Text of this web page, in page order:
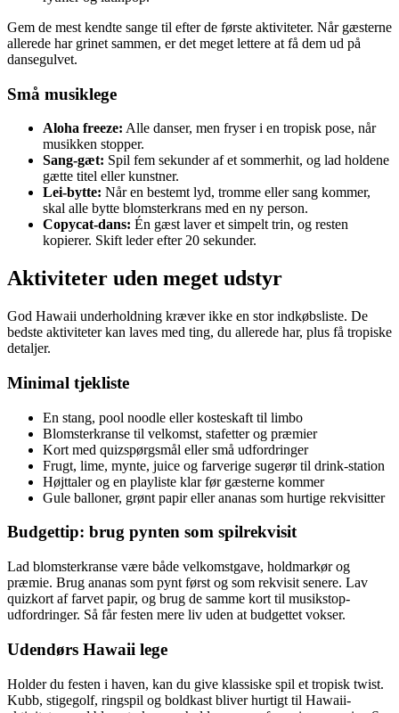
Gem de mest kendte sange til efter de første aktiviteter. Når gæsterne
allerede har grinet sammen, er det meget lettere at få dem ud på
dansegulvet.
Små musiklege
Aloha freeze: Alle danser, men fryser i en tropisk pose, når
musikken stopper.
Sang-gæt: Spil fem sekunder af et sommerhit, og lad holdene
gætte titel eller kunstner.
Lei-bytte: Når en bestemt lyd, tromme eller sang kommer,
skal alle bytte blomsterkrans med en ny person.
Copycat-dans: Én gæst laver et simpelt trin, og resten
kopierer. Skift leder efter 20 sekunder.
Aktiviteter uden meget udstyr
God Hawaii underholdning kræver ikke en stor indkøbsliste. De
bedste aktiviteter kan laves med ting, du allerede har, plus få tropiske
detaljer.
Minimal tjekliste
En stang, pool noodle eller kosteskaft til limbo
Blomsterkranse til velkomst, stafetter og præmier
Kort med quizspørgsmål eller små udfordringer
Frugt, lime, mynte, juice og farverige sugerør til drink-station
Højttaler og en playliste klar før gæsterne kommer
Gule balloner, grønt papir eller ananas som hurtige rekvisitter
Budgettip: brug pynten som spilrekvisit
Lad blomsterkranse være både velkomstgave, holdmarkør og
præmie. Brug ananas som pynt først og som rekvisit senere. Lav
quizkort af farvet papir, og brug de samme kort til musikstop-
udfordringer. Så får festen mere liv uden at budgettet vokser.
Udendørs Hawaii lege
Holder du festen i haven, kan du give klassiske spil et tropisk twist.
Kubb, stigegolf, ringspil og boldkast bliver hurtigt til Hawaii-